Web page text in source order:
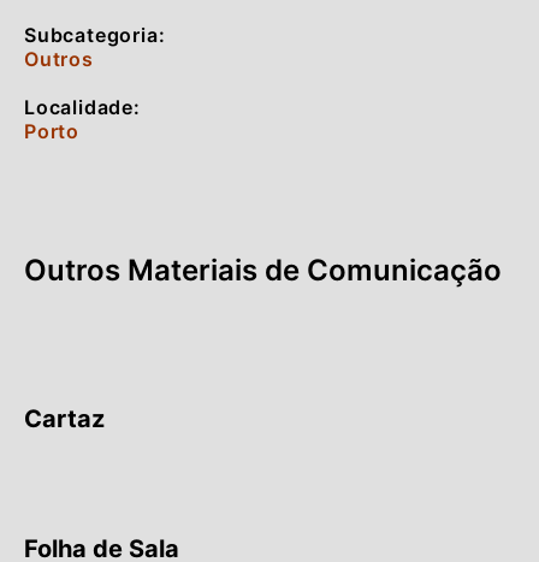
Subcategoria:
Outros
Localidade:
Porto
Outros Materiais de Comunicação
Cartaz
Folha de Sala